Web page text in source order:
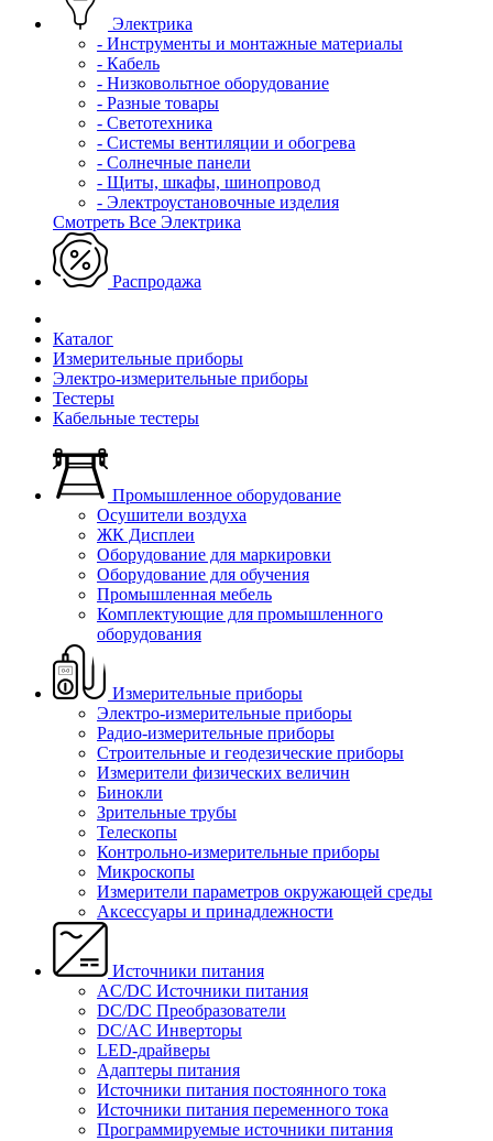
Электрика
- Инструменты и монтажные материалы
- Кабель
- Низковольтное оборудование
- Разные товары
- Светотехника
- Системы вентиляции и обогрева
- Солнечные панели
- Щиты, шкафы, шинопровод
- Электроустановочные изделия
Смотреть Все Электрика
Распродажа
Каталог
Измерительные приборы
Электро-измерительные приборы
Тестеры
Кабельные тестеры
Промышленное оборудование
Осушители воздуха
ЖК Дисплеи
Оборудование для маркировки
Оборудование для обучения
Промышленная мебель
Комплектующие для промышленного
оборудования
Измерительные приборы
Электро-измерительные приборы
Радио-измерительные приборы
Строительные и геодезические приборы
Измерители физических величин
Бинокли
Зрительные трубы
Телескопы
Контрольно-измерительные приборы
Микроскопы
Измерители параметров окружающей среды
Аксессуары и принадлежности
Источники питания
AC/DC Источники питания
DC/DC Преобразователи
DC/AC Инверторы
LED-драйверы
Адаптеры питания
Источники питания постоянного тока
Источники питания переменного тока
Программируемые источники питания